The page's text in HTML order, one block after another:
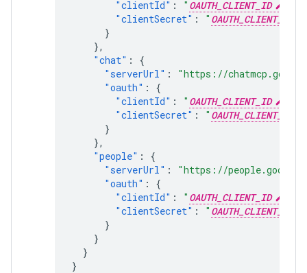
"clientId" : " OAUTH_CLIENT_ID
"clientSecret" : "
}
},
"chat" :
{
"serverUrl" :
"https://
"oauth" :
{
"clientId" : " OAUTH_CLIENT_ID
"clientSecret" : "
}
},
"people" :
{
"serverUrl" :
"https://
"oauth" :
{
"clientId" : " OAUTH_CLIENT_ID
"clientSecret" : "
}
}
}
}